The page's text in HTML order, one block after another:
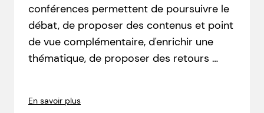
conférences permettent de poursuivre le
débat, de proposer des contenus et point
de vue complémentaire, d'enrichir une
thématique, de proposer des retours …
En savoir plus